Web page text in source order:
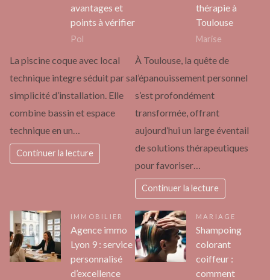
avantages et
points à vérifier
Pol
La piscine coque avec local
technique integre séduit par sa
simplicité d’installation. Elle
combine bassin et espace
technique en un…
Continuer la lecture
thérapie à
Toulouse
Marise
À Toulouse, la quête de
l’épanouissement personnel
s’est profondément
transformée, offrant
aujourd’hui un large éventail
de solutions thérapeutiques
pour favoriser…
Continuer la lecture
IMMOBILIER
Agence immo
Lyon 9 : service
personnalisé
d’excellence
MARIAGE
Shampoing
colorant
coiffeur :
comment